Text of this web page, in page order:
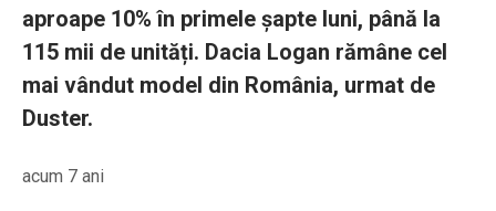
aproape 10% în primele șapte luni, până la
115 mii de unități. Dacia Logan rămâne cel
mai vândut model din România, urmat de
Duster.
acum 7 ani